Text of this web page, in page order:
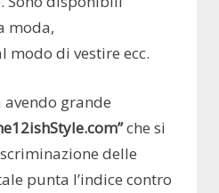
moda,
modo di vestire ecc.
grande
che si
delle
punta l’indice contro